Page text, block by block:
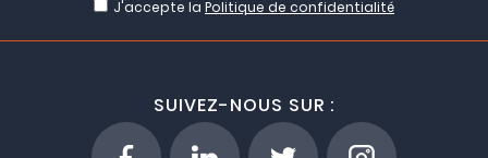
J'accepte la Politique de confidentialité
SUIVEZ-NOUS SUR :